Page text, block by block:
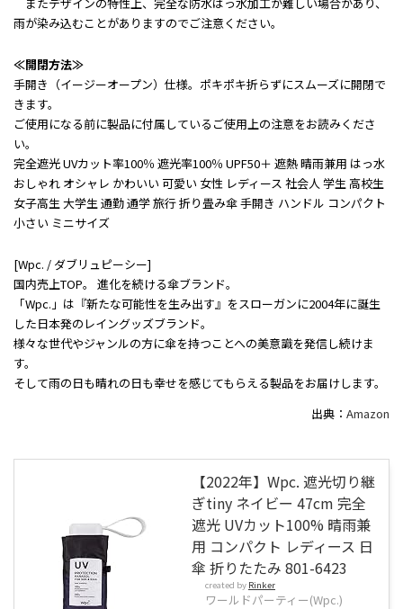
雨が染み込むことがありますのでご注意ください。
≪開閉方法≫
手開き（イージーオープン）仕様。ポキポキ折らずにスムーズに開閉で
きます。
ご使用になる前に製品に付属しているご使用上の注意をお読みくださ
い。
完全遮光 UVカット率100％ 遮光率100％ UPF50＋ 遮熱 晴雨兼用 はっ水
おしゃれ オシャレ かわいい 可愛い 女性 レディース 社会人 学生 高校生
女子高生 大学生 通勤 通学 旅行 折り畳み傘 手開き ハンドル コンパクト
小さい ミニサイズ
[Wpc. / ダブリュピーシー]
国内売上TOP。 進化を続ける傘ブランド。
「Wpc.」は『新たな可能性を生み出す』をスローガンに2004年に誕生
した日本発のレイングッズブランド。
様々な世代やジャンルの方に傘を持つことへの美意識を発信し続けま
す。
そして雨の日も晴れの日も幸せを感じてもらえる製品をお届けします。
出典： Amazon
【2022年】Wpc. 遮光切り継
ぎtiny ネイビー 47cm 完全
遮光 UVカット100% 晴雨兼
用 コンパクト レディース 日
傘 折りたたみ 801-6423
created by Rinker
ワールドパーティー(Wpc.)